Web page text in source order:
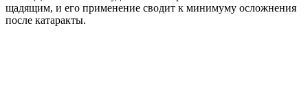
щадящим, и его применение сводит к минимуму осложнения
после катаракты.